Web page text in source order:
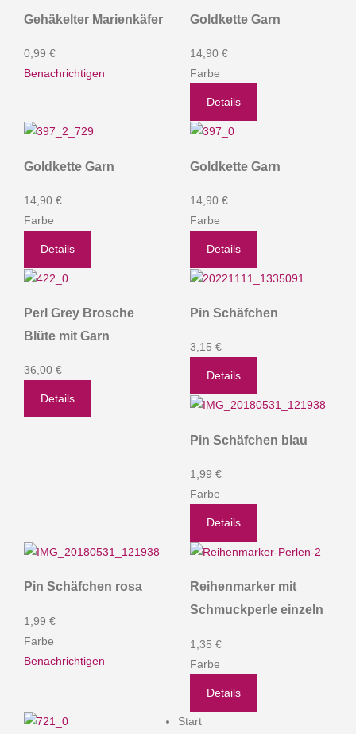
Gehäkelter Marienkäfer
0,99 €
Benachrichtigen
Goldkette Garn
14,90 €
Farbe
Details
Goldkette Garn
14,90 €
Farbe
Details
Goldkette Garn
14,90 €
Farbe
Details
Perl Grey Brosche
Blüte mit Garn
36,00 €
Details
Pin Schäfchen
3,15 €
Details
Pin Schäfchen blau
1,99 €
Farbe
Details
Pin Schäfchen rosa
1,99 €
Farbe
Benachrichtigen
Reihenmarker mit
Schmuckperle einzeln
1,35 €
Farbe
Details
Start